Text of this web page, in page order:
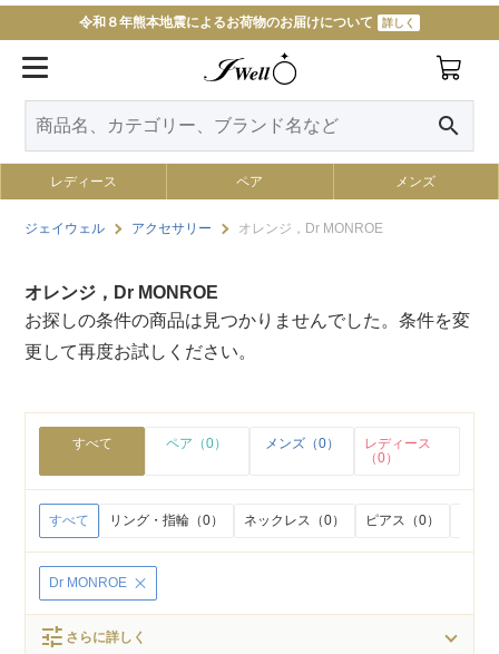
令和８年熊本地震によるお荷物のお届けについて 詳しく
search
レディース ペア メンズ
ジェイウェル アクセサリー オレンジ，Dr MONROE
オレンジ，Dr MONROE
お探しの条件の商品は見つかりませんでした。条件を変
更して再度お試しください。
すべて ペア（0） メンズ（0）
レディース
（0）
すべて リング・指輪（0） ネックレス（0） ピアス（0）
Dr MONROE
tune さらに詳しく